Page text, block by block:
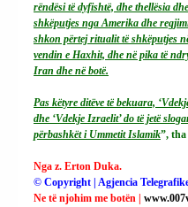
rëndësi të dyfishtë, dhe thellësia
shkëputjes nga Amerika dhe
shkon përtej ritualit të shkëputjes
vendin e Haxhit, dhe në pika të
Iran dhe në botë.
Pas këtyre ditëve të bekuara,
dhe ‘Vdekje Izraelit’ do të jetë
përbashkët i Ummetit Islamik”, tha
Nga z. Erton Duka.
© Copyright | Agjencia
Ne të njohim me botën |